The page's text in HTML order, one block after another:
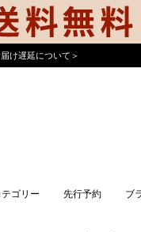
け遅延について＞
テゴリー 先行予約 ブ